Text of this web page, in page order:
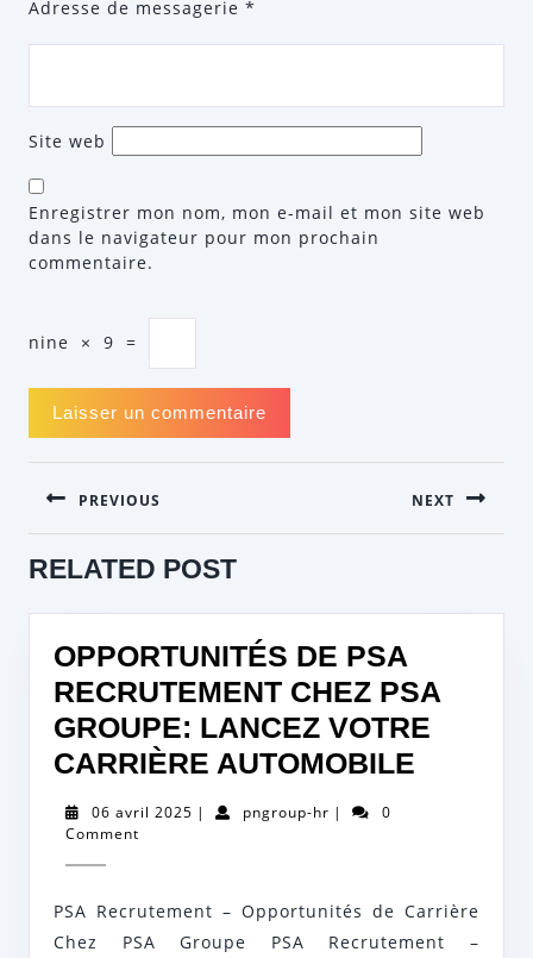
Adresse de messagerie *
Site web
Enregistrer mon nom, mon e-mail et mon site web
dans le navigateur pour mon prochain
commentaire.
nine × 9 =
NAVIGATION
DE
L’ARTICLE
PREVIOUS
post:
NEXT
RELATED POST
OPPORTUNITÉS DE PSA
RECRUTEMENT CHEZ PSA
GROUPE: LANCEZ VOTRE
CARRIÈRE AUTOMOBILE
CHEZ
PSA
06 avril 2025 06| pngroup-hrpngroup-
|
0
Comment
PSA Recrutement – Opportunités de Carrière
Chez PSA Groupe PSA Recrutement –